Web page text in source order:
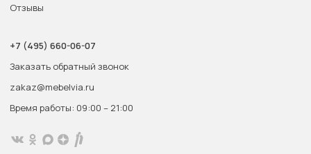
Отзывы
+7 (495) 660-06-07
Заказать обратный звонок
zakaz@mebelvia.ru
Время работы: 09:00 – 21:00